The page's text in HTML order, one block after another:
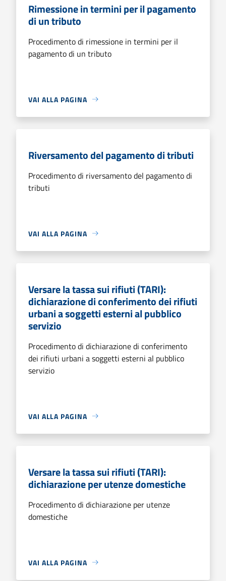
Rimessione in termini per il pagamento
di un tributo
Procedimento di rimessione in termini per il
pagamento di un tributo
VAI ALLA PAGINA
Riversamento del pagamento di tributi
Procedimento di riversamento del pagamento di
tributi
VAI ALLA PAGINA
Versare la tassa sui rifiuti (TARI):
dichiarazione di conferimento dei rifiuti
urbani a soggetti esterni al pubblico
servizio
Procedimento di dichiarazione di conferimento
dei rifiuti urbani a soggetti esterni al pubblico
servizio
VAI ALLA PAGINA
Versare la tassa sui rifiuti (TARI):
dichiarazione per utenze domestiche
Procedimento di dichiarazione per utenze
domestiche
VAI ALLA PAGINA